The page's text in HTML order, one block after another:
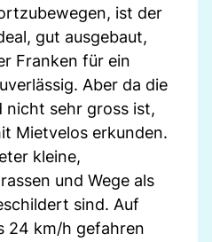
ist der
gut ausgebaut,
Franken für ein
Aber da die
nicht sehr gross ist,
Mietvelos erkunden.
kleine,
und Wege als
sind. Auf
24 km/h gefahren